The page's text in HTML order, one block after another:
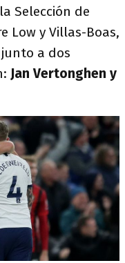
Selección de
Low y Villas-Boas,
a dos
Jan Vertonghen y